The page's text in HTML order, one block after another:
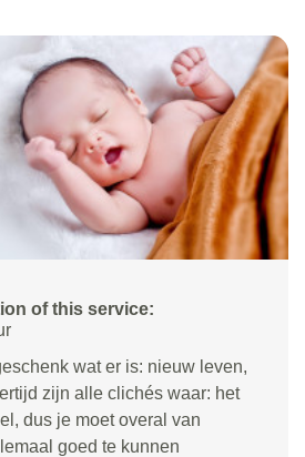
of this service:
wat er is: nieuw leven,
zijn alle clichés waar: het
dus je moet overal van
goed te kunnen